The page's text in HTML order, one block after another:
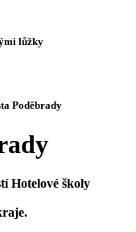
lůžky
Poděbrady
Hotelové školy